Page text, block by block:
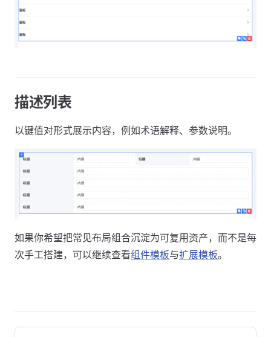
描述列表
以键值对形式展示内容，例如术语解释、参数说明。
如果你希望把常见布局组合沉淀为可复用资产，而不是每
次手工搭建，可以继续查看组件模板与扩展模板。